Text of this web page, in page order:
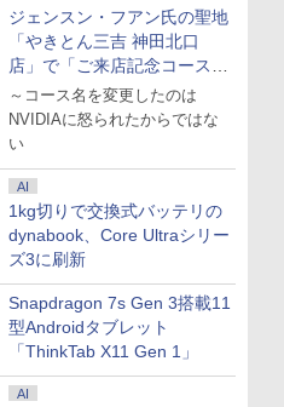
ジェンスン・フアン氏の聖地
「やきとん三吉 神田北口
店」で「ご来店記念コース」
を娘と堪能
～コース名を変更したのは
NVIDIAに怒られたからではな
い
AI
1kg切りで交換式バッテリの
dynabook、Core Ultraシリー
ズ3に刷新
Snapdragon 7s Gen 3搭載11
型Androidタブレット
「ThinkTab X11 Gen 1」
AI